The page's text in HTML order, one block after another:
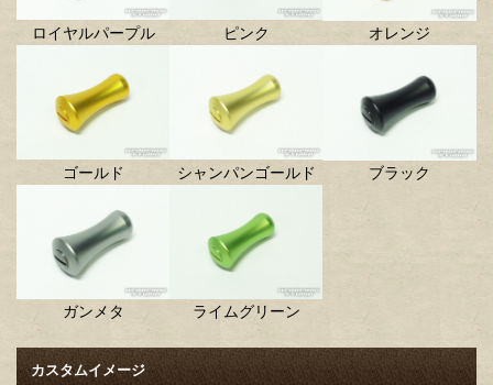
ロイヤルパープル ピンク オレンジ
ゴールド シャンパンゴールド ブラック
ガンメタ ライムグリーン
カスタムイメージ